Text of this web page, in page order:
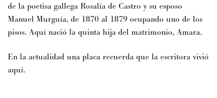
de la poetisa gallega Rosalía de Castro y su esposo
Manuel Murguía, de 1870 al 1879 ocupando uno de los
pisos. Aquí nació la quinta hija del matrimonio, Amara.
En la actualidad una placa recuerda que la escritora vivió
aquí.